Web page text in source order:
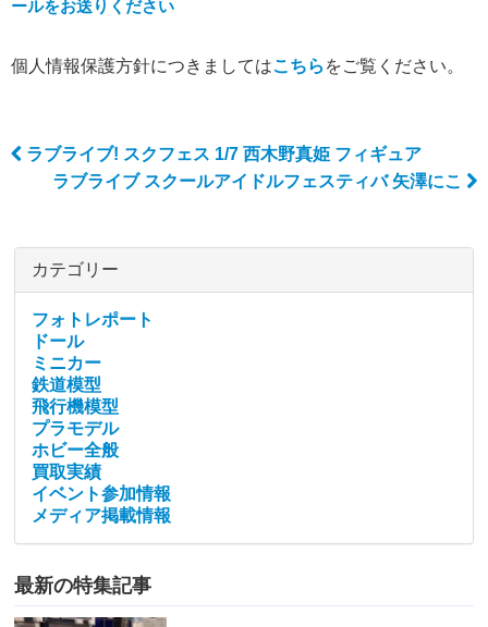
ールをお送りください
個人情報保護方針につきましてはこちら をご覧ください。
Post navigation
ラブライブ! スクフェス 1/7 西木野真姫 フィギュア
ラブライブ スクールアイドルフェスティバ 矢澤にこ
カテゴリー
フォトレポート
ドール
ミニカー
鉄道模型
飛行機模型
プラモデル
ホビー全般
買取実績
イベント参加情報
メディア掲載情報
最新の特集記事